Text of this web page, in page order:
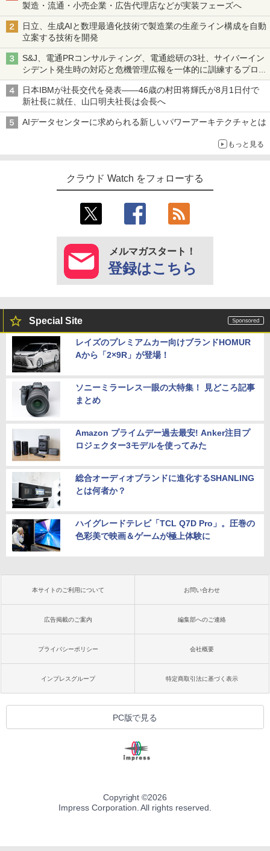
製造・流通・小売企業・広告代理店などが実装フェーズへ
日立、生成AIと数理最適化技術で製造業の生産ライン構成を自動
立案する技術を開発
S&J、電通PRコンサルティング、電通総研の3社、サイバーイン
シデント発生時の対応と危機管理広報を一体的に訓練するプログ
ラムを提供
日本IBMが社長交代を発表――46歳の村田将輝氏が8月1日付で
新社長に就任、山口明夫社長は会長へ
AIデータセンターに求められる新しいパワーアーキテクチャとは
もっと見る
クラウド Watch をフォローする
メルマガスタート！
登録はこちら
Special Site
レイズのプレミアムカー向けブランドHOMUR
Aから「2×9R」が登場！
ソニーミラーレス一眼の大特集！ 見どころ記事
まとめ
Amazon プライムデー過去最安! Anker注目プ
ロジェクター3モデルを使ってみた
総合オーディオブランドに進化するSHANLING
とは何者か？
ハイグレードテレビ「TCL Q7D Pro」。圧巻の
色彩美で映画＆ゲームが極上体験に
本サイトのご利用について お問い合わせ
広告掲載のご案内 編集部へのご連絡
プライバシーポリシー 会社概要
インプレスグループ 特定商取引法に基づく表示
PC版で見る
Copyright ©2026
Impress Corporation. All rights reserved.